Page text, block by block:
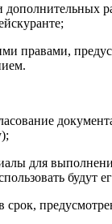
правами,
для
будут
срок,